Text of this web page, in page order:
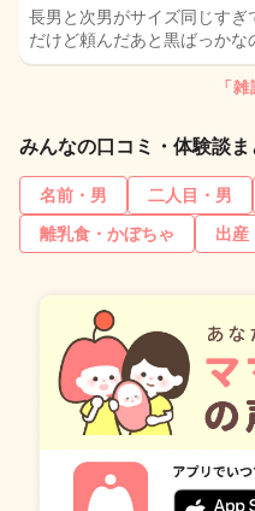
長男と次男がサイズ同じす
だけど頼んだあと黒ばっかな
「
みんなの口コミ・体験談
名前・男 二人目・男
離乳食・かぼちゃ
出産